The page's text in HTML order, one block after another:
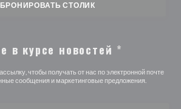
СТОЛИК
в курсе новостей *
чтобы получать от нас по электронной почте
сообщения и маркетинговые предложения.